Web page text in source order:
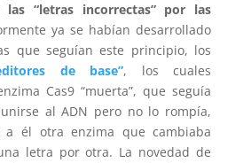
“letras incorrectas” por las
ya se habían desarrollado
que seguían este principio, los
de base”, los cuales
Cas9 “muerta”, que seguía
al ADN pero no lo rompía,
a él otra enzima que cambiaba
letra por otra. La novedad de